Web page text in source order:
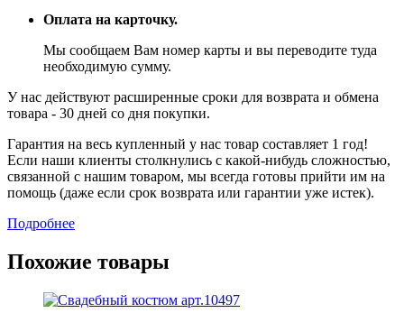
Оплата на карточку.
Мы сообщаем Вам номер карты и вы переводите туда
необходимую сумму.
У нас действуют расширенные сроки для возврата и обмена
товара - 30 дней со дня покупки.
Гарантия на весь купленный у нас товар составляет 1 год!
Если наши клиенты столкнулись с какой-нибудь сложностью,
связанной с нашим товаром, мы всегда готовы прийти им на
помощь (даже если срок возврата или гарантии уже истек).
Подробнее
Похожие товары